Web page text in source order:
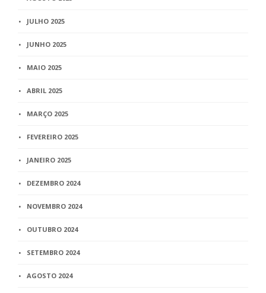
JULHO 2025
JUNHO 2025
MAIO 2025
ABRIL 2025
MARÇO 2025
FEVEREIRO 2025
JANEIRO 2025
DEZEMBRO 2024
NOVEMBRO 2024
OUTUBRO 2024
SETEMBRO 2024
AGOSTO 2024